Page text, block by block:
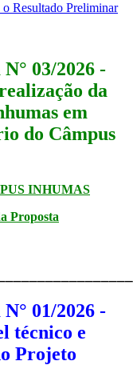
Resultado Preliminar
03/2026 -
da
em
do Câmpus
INHUMAS
Proposta
01/2026 -
técnico e
Projeto